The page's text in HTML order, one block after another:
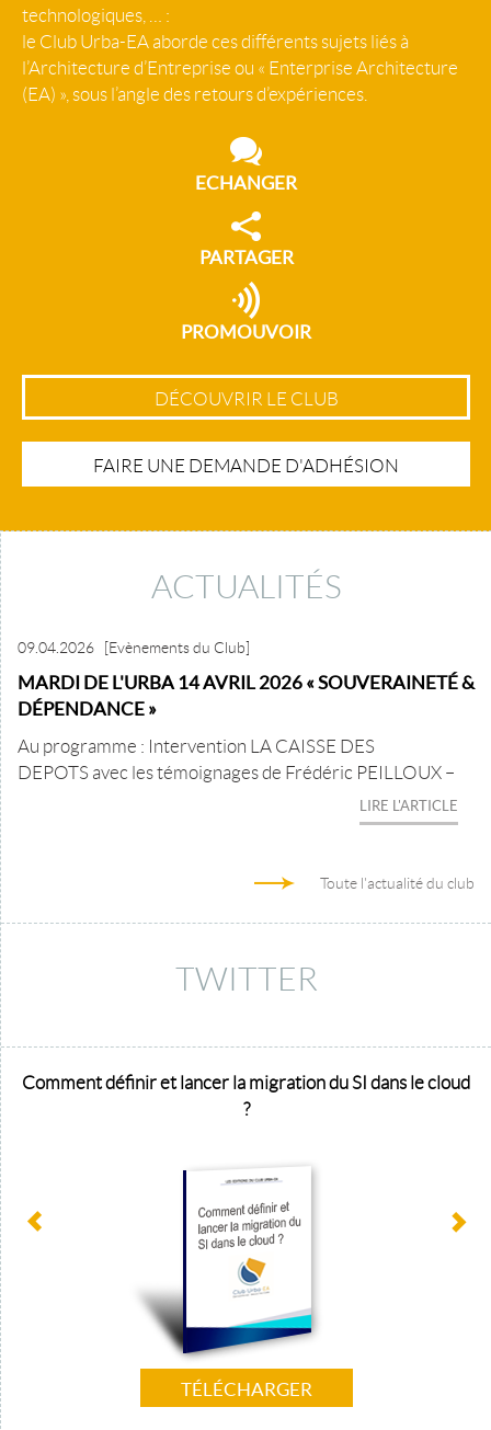
technologiques, … :
le Club Urba-EA aborde ces différents sujets liés à
l’Architecture d’Entreprise ou « Enterprise Architecture
(EA) », sous l’angle des retours d’expériences.
ECHANGER
PARTAGER
PROMOUVOIR
DÉCOUVRIR LE CLUB
FAIRE UNE DEMANDE D'ADHÉSION
ACTUALITÉS
09.04.2026 [Evènements du Club]
MARDI DE L'URBA 14 AVRIL 2026 « SOUVERAINETÉ &
DÉPENDANCE »
Au programme : Intervention LA CAISSE DES
DEPOTS avec les témoignages de Frédéric PEILLOUX –
LIRE L'ARTICLE
Toute l'actualité du club
TWITTER
Comment définir et lancer la migration du SI dans le cloud
?
TÉLÉCHARGER